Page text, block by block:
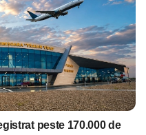
peste 170.000 de